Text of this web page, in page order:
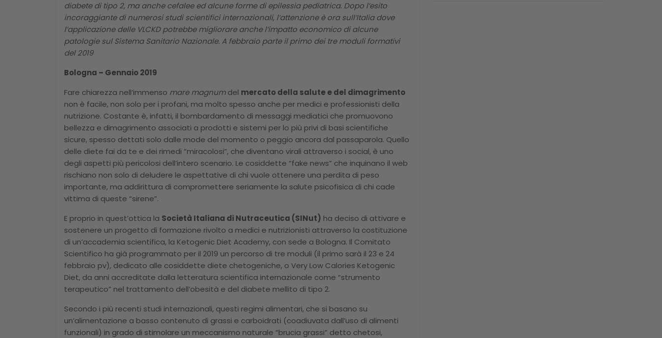
diabete di tipo 2, ma anche cefalee ed alcune forme di epilessia pediatrica. Dopo l’esito
incoraggiante di numerosi studi scientifici internazionali, l’attenzione è ora sull’Italia dove
l’applicazione delle VLCKD potrebbe migliorare anche l’impatto economico di alcune
patologie sul Sistema Sanitario Nazionale. A febbraio parte il primo dei tre moduli formativi
del 2019
Bologna – Gennaio 2019
Fare chiarezza nell’immenso mare magnumdel mercato della salute e del dimagrimento
non è facile, non solo per i profani, ma molto spesso anche per medici e professionisti della
nutrizione. Costante è, infatti, il bombardamento di messaggi mediatici che promuovono
bellezza e dimagrimento associati a prodotti e sistemi per lo più privi di basi scientifiche
sicure, spesso dettati solo dalle mode del momento o peggio ancora dal passaparola. Quello
delle diete fai da te e dei rimedi “miracolosi”, che diventano virali attraverso i social, è uno
degli aspetti più pericolosi dell’intero scenario. Le cosiddette “fake news” che inquinano il web
rischiano non solo di deludere le aspettative di chi vuole ottenere una perdita di peso
importante, ma addirittura di compromettere seriamente la salute psicofisica di chi cade
vittima di queste “sirene”.
E proprio in quest’ottica la Società Italiana di Nutraceutica (SINut) ha deciso di attivare e
sostenere un progetto di formazione rivolto a medici e nutrizionisti attraverso la costituzione
di un’accademia scientifica, la Ketogenic Diet Academy, con sede a Bologna. Il Comitato
Scientifico ha già programmato per il 2019 un percorso di tre moduli (il primo sarà il 23 e 24
febbraio pv), dedicato alle cosiddette diete chetogeniche, o Very Low Calories Ketogenic
Diet, da anni accreditate dalla letteratura scientifica internazionale come “strumento
terapeutico” nel trattamento dell’obesità e del diabete mellito di tipo 2.
Secondo i più recenti studi internazionali, questi regimi alimentari, che si basano su
un’alimentazione a basso contenuto di grassi e carboidrati (coadiuvata dall’uso di alimenti
funzionali) in grado di stimolare un meccanismo naturale “brucia grassi” detto chetosi,